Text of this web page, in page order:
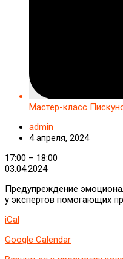
Мастер-класс
admin
4 апреля, 2024
Мастер-
класс
Алёны
17:00 – 18:00
03.04.2024
Предупреждение
у экспертов помогающих
iCal
Google Calendar